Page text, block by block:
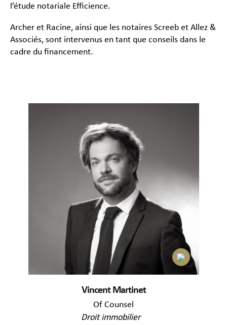
l’étude notariale Efficience.
Archer et Racine, ainsi que les notaires Screeb et Allez &
Associés, sont intervenus en tant que conseils dans le
cadre du financement.
Vincent Martinet
Of Counsel
Droit immobilier